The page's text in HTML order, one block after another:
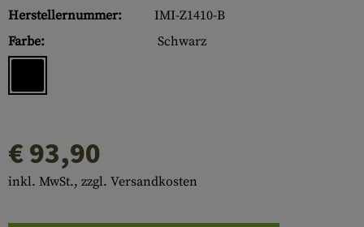
Herstellernummer:
IMI-Z1410-B
Farbe:
Schwarz
€ 93,90
inkl. MwSt., zzgl. Versandkosten